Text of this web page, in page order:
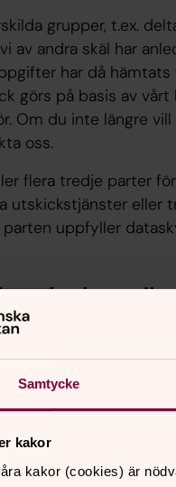
Samtycke
kakor
kakor (cookies) är
grupper, t.ex.
av andra skäl har
har då
görs på basis av vårt
Om du inte längre
oss.
flera tredje parter
utskickstjänster eller
uppfyller
behandlar vi
du varit i
behandla andra